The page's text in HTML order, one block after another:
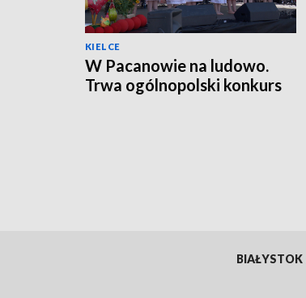
KIELCE
W Pacanowie na ludowo.
Trwa ogólnopolski konkurs
BIAŁYSTOK